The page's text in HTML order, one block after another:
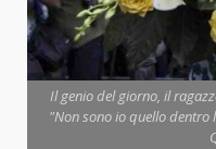
Il genio del giorno, il
"Non sono io quello dentro